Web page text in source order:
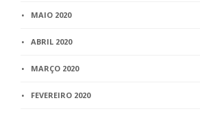
MAIO 2020
ABRIL 2020
MARÇO 2020
FEVEREIRO 2020